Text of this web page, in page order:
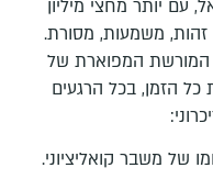
עם יותר מחצי מיליון
זהות, משמעות, מסורת.
המורשת המפוארת של
הזמן, בכל הרגעים
של משבר קואליציוני.